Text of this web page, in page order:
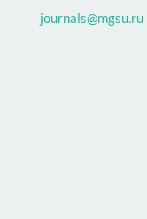
journals@mgsu.ru